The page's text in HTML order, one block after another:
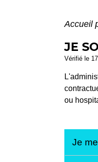
Accueil
JE
Vérifié le
ou
Je